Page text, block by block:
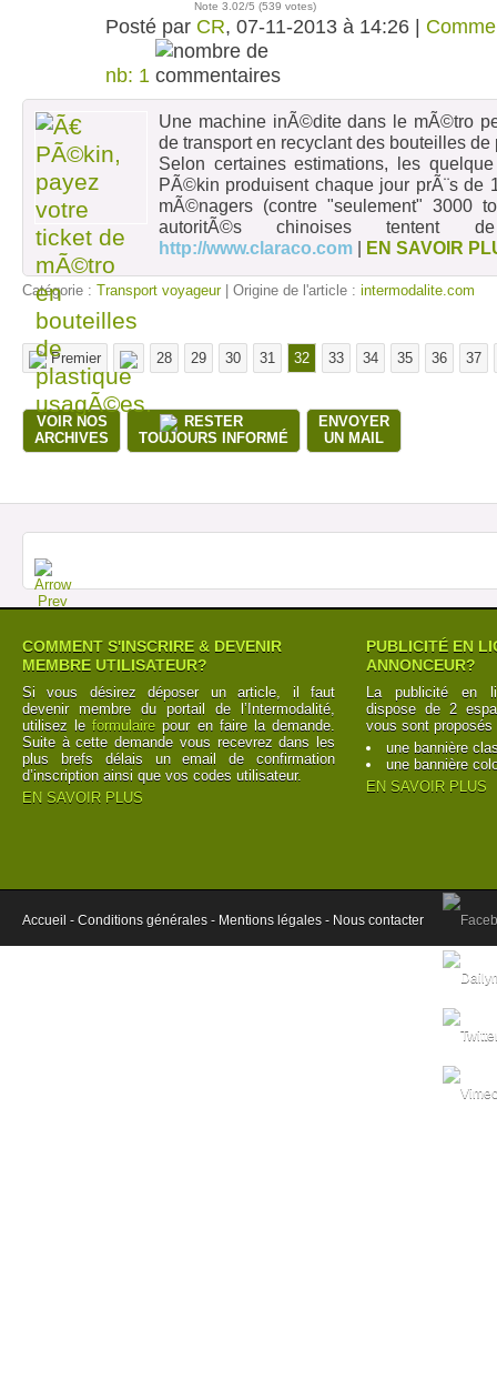
Note 3.02/5 (539 votes)
Posté par CR, 07-11-2013 à 14:26 |
nb: 1
Une machine inÃ©dite dans le mÃ©tro
de transport en recyclant des bouteilles de
Selon certaines estimations, les
PÃ©kin produisent chaque jour prÃ¨s de
mÃ©nagers (contre "seulement"
autoritÃ©s chinoises tentent
http://www.claraco.com | EN SAVOIR
Catégorie : Transport voyageur| Origine de l'article : intermodalite.com
Premier 28 29 30 31 32 33 34 35 36 37
VOIR NOS
ARCHIVES
RESTER
TOUJOURS INFORMÉ
ENVOYER
UN MAIL
COMMENT S'INSCRIRE & DEVENIR
MEMBRE UTILISATEUR?
Si vous désirez déposer un article, il faut
devenir membre du portail de l’Intermodalité,
utilisez leformulaire pour en faire la demande.
Suite à cette demande vous recevrez dans les
plus brefs délais un email de confirmation
d’inscription ainsi que vos codes utilisateur.
EN SAVOIR PLUS
PUBLICITÉ EN
ANNONCEUR?
La publicité en
dispose de 2
vous sont proposés
une bannière
une bannière
EN SAVOIR PLUS
Accueil - Conditions générales - Mentions légales - Nous contacter